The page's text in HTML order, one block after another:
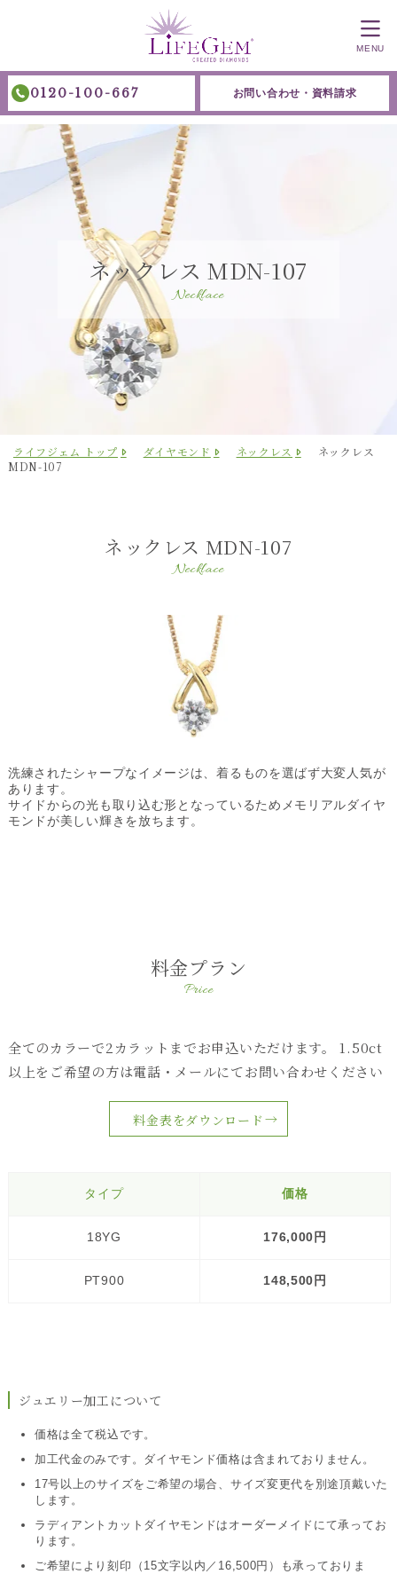
0120-100-667 お問い合わせ・資料請求
MENU
ネックレス MDN-107
Necklace
ライフジェム トップ ダイヤモンド ネックレス
ネックレス
MDN-107
ネックレス MDN-107
Necklace
洗練されたシャープなイメージは、着るものを選ばず大変人気が
あります。
サイドからの光も取り込む形となっているためメモリアルダイヤ
モンドが美しい輝きを放ちます。
料金プラン
Price
全てのカラーで2カラットまでお申込いただけます。
1.50ct
以上をご希望の方は電話・メールにてお問い合わせください
料金表をダウンロード
タイプ 価格
18YG 176,000円
PT900 148,500円
ジュエリー加工について
価格は全て税込です。
加工代金のみです。ダイヤモンド価格は含まれておりません。
17号以上のサイズをご希望の場合、サイズ変更代を別途頂戴いた
します。
ラディアントカットダイヤモンドはオーダーメイドにて承ってお
ります。
ご希望により刻印（15文字以内／16,500円）も承っておりま